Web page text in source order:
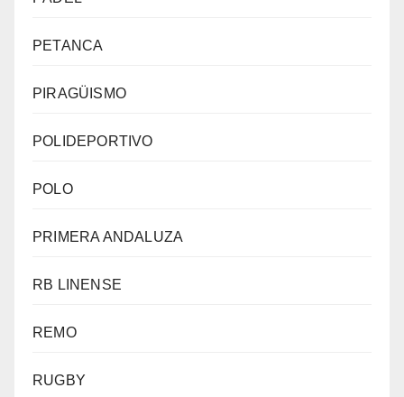
PETANCA
PIRAGÜISMO
POLIDEPORTIVO
POLO
PRIMERA ANDALUZA
RB LINENSE
REMO
RUGBY